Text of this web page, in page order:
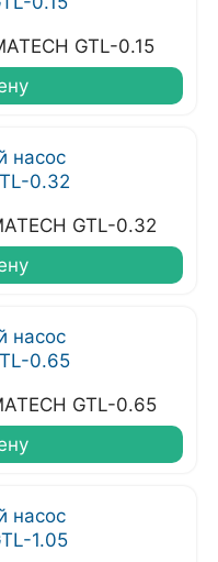
GTL-0.15
GTL-0.32
GTL-0.65